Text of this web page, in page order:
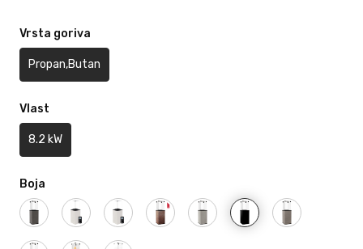
Vrsta goriva
Propan,Butan
Vlast
8.2 kW
Boja